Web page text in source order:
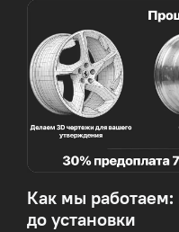
Как мы работаем:
до установки